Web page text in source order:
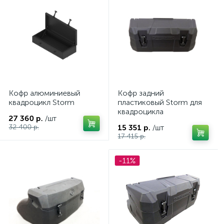
Кофр алюминиевый
квадроцикл Storm
27 360 р. /шт
32 400 р.
Кофр задний
пластиковый Storm для
квадроцикла
15 351 р. /шт
17 415 р.
-11%